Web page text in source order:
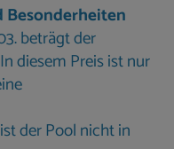
beträgt der
diesem Preis ist nur
der Pool nicht in